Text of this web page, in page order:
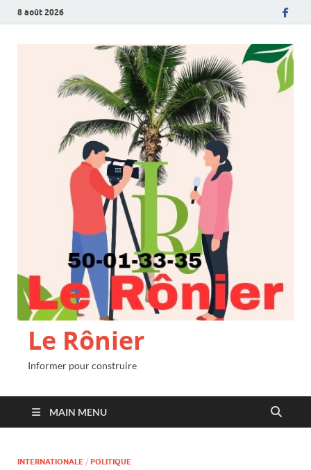
8 août 2026
Le Rônier
Informer pour construire
MAIN MENU
INTERNATIONALE / POLITIQUE